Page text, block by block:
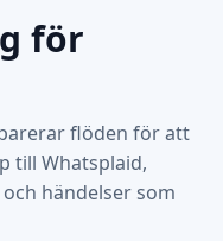
för
flöden för att
till Whatsplaid,
händelser som